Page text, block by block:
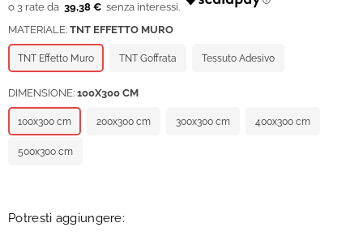
39,38 €
MATERIALE: TNT EFFETTO MURO
TNT Effetto Muro TNT Goffrata Tessuto Adesivo
DIMENSIONE: 100X300 CM
100x300 cm 200x300 cm 300x300 cm 400x300 cm
500x300 cm
Potresti aggiungere: